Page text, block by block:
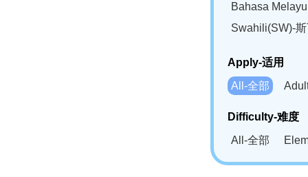
Bahasa
Swahili(SW)-
Apply-适用
All-全部
Difficulty-难度
All-全部